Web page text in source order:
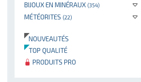
BIJOUX EN MINÉRAUX (354)
MÉTÉORITES (22)
NOUVEAUTÉS
TOP QUALITÉ
PRODUITS PRO